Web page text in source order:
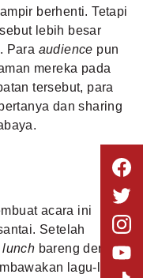
berhenti. Tetapi
lebih besar
Para audience pun
mereka pada
tersebut, para
dan sharing
acara ini
Setelah
lunch bareng dengan
lagu-lagu